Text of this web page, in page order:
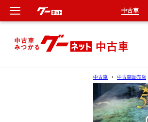
中古車 中古車販売店
中古車
新車